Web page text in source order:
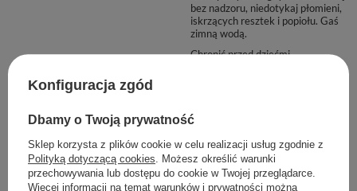
bez nadzoru, niedotykaj płomieni,
iskrzących resztek i popiołu. Gaś
zimną wodą.
Chronić przed dziećmi.
Maksymalna ilość towaru w
zamówieniu dla rozmiarów
Zobacz również
Konfiguracja zgód
Dbamy o Twoją prywatność
Sklep korzysta z plików cookie w celu realizacji usług zgodnie z
Polityką dotyczącą cookies. Możesz określić warunki
przechowywania lub dostępu do cookie w Twojej przeglądarce.
Więcej informacji na temat warunków i prywatności można